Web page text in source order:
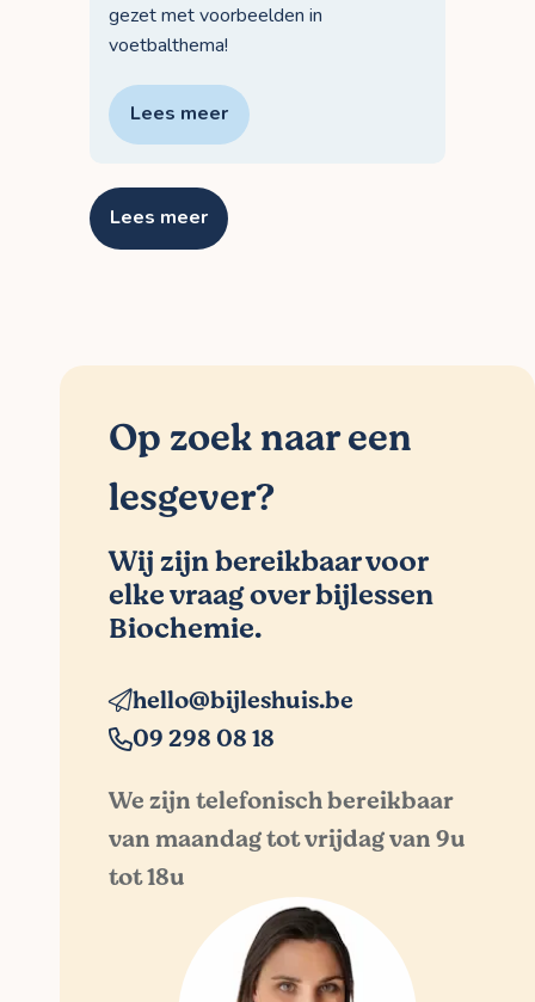
gezet met voorbeelden in
voetbalthema!
Lees meer
Lees meer
Op zoek naar een
lesgever?
Wij zijn bereikbaar voor
elke vraag over bijlessen
Biochemie.
hello@bijleshuis.be
09 298 08 18
We zijn telefonisch bereikbaar
van maandag tot vrijdag van 9u
tot 18u